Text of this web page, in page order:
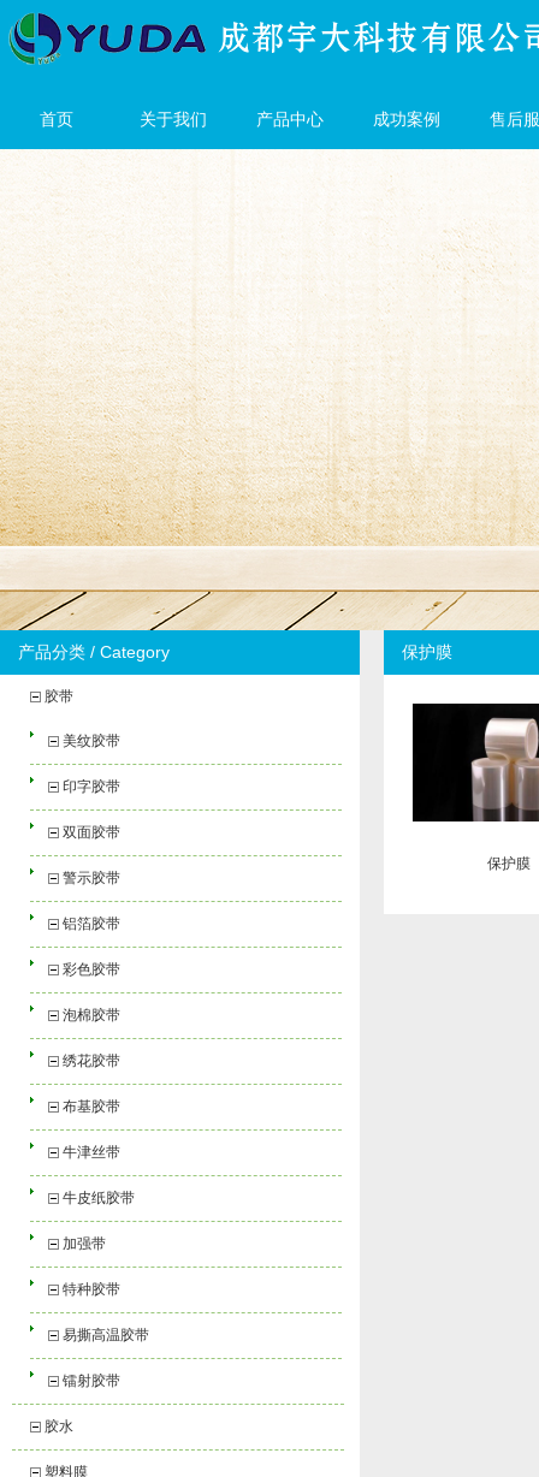
首页 关于我们 产品中心 成功案例 售后
产品分类 / Category
胶带
美纹胶带
印字胶带
双面胶带
警示胶带
铝箔胶带
彩色胶带
泡棉胶带
绣花胶带
布基胶带
牛津丝带
牛皮纸胶带
加强带
特种胶带
易撕高温胶带
镭射胶带
胶水
塑料膜
保护膜
保护膜